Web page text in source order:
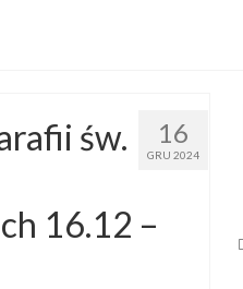
16
GRU 2024
św.
16.12 –